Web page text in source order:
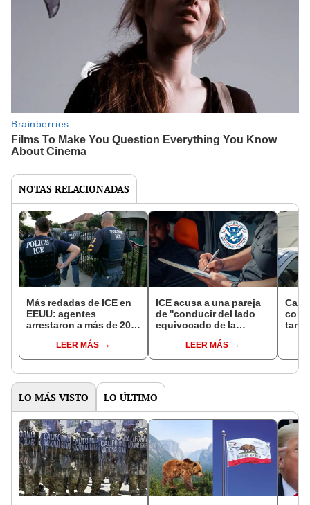
NOTAS RELACIONADAS
Más redadas de ICE en
EEUU: agentes
arrestaron a más de 200
indocumentados en
esta importante 'ciudad
LEER MÁS
ICE acusa a una pareja
de ''conducir del lado
equivocado de la
choque y detener
redadas en California
LEER MÁS
LO MÁS VISTO LO ÚLTIMO